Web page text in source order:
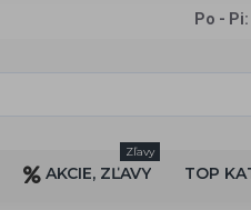
Po -
AKCIE, ZĽAVY
Zľavy
TOP